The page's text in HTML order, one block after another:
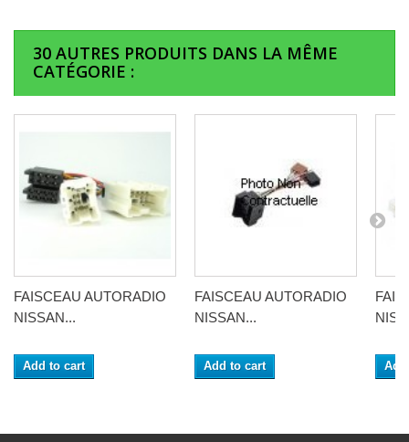
30 AUTRES PRODUITS DANS LA MÊME
CATÉGORIE :
FAISCEAU AUTORADIO
NISSAN...
Add to cart
FAISCEAU AUTORADIO
NISSAN...
Add to cart